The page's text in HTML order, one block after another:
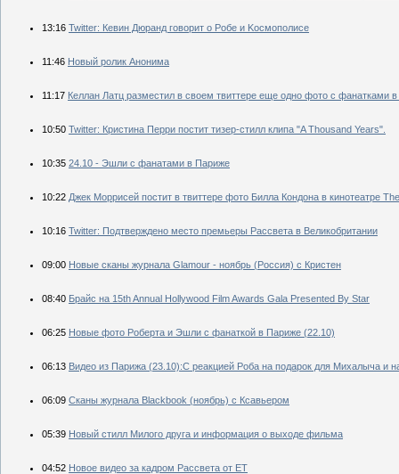
13:16 Twitter: Кевин Дюранд говорит о Робе и Kосмополисе
11:46 Новый ролик Анонима
11:17 Келлан Латц разместил в своем твиттере еще одно фото с фанатками
10:50 Twitter: Кристина Перри постит тизер-стилл клипа "A Thousand Years".
10:35 24.10 - Эшли с фанатами в Париже
10:22 Джек Моррисей постит в твиттере фото Билла Кондона в кинотеатре
10:16 Twitter: Подтверждено место премьеры Рассвета в Великобритании
09:00 Новые сканы журнала Glamour - ноябрь (Россия) с Кристен
08:40 Брайс на 15th Annual Hollywood Film Awards Gala Presented By Star
06:25 Новые фото Роберта и Эшли с фанаткой в Париже (22.10)
06:13 Видео из Парижа (23.10):С реакцией Роба на подарок для Михалыча и
06:09 Сканы журнала Blackbook (ноябрь) с Ксавьером
05:39 Новый стилл Милого друга и информация о выходе фильма
04:52 Новое видео за кадром Рассвета от ET